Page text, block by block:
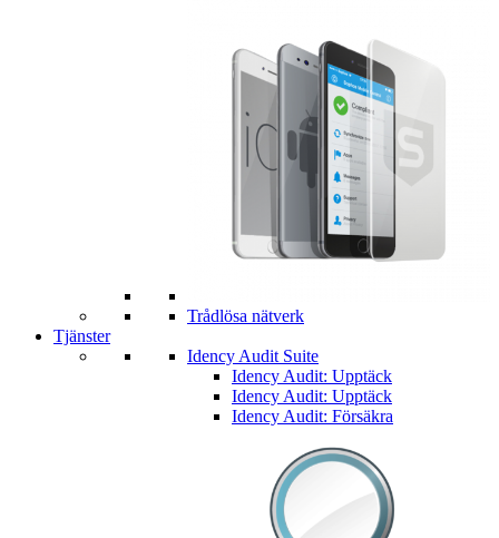
Trådlösa nätverk
Tjänster
Idency Audit Suite
Idency Audit: Upptäck
Idency Audit: Upptäck
Idency Audit: Försäkra